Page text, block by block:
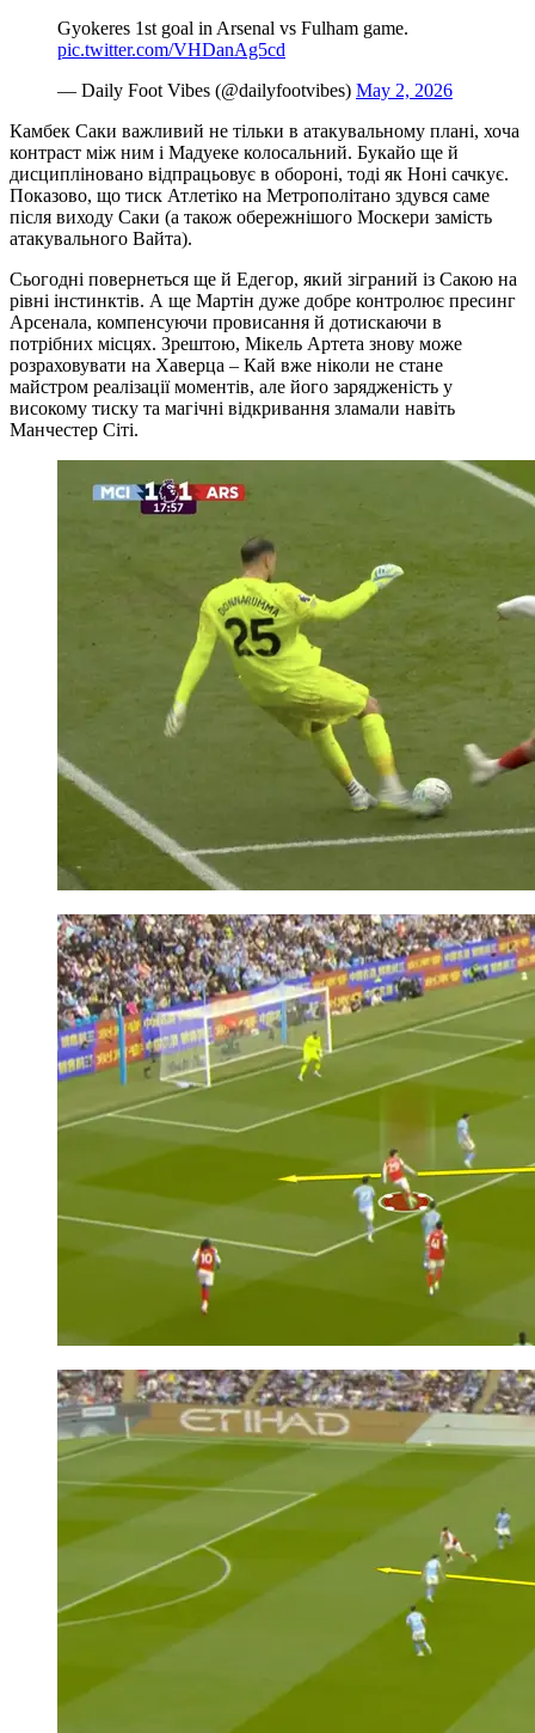
Gyokeres 1st goal in Arsenal vs Fulham game.
pic.twitter.com/VHDanAg5cd
— Daily Foot Vibes (@dailyfootvibes) May 2, 2026
Камбек Саки важливий не тільки в атакувальному плані, хоча
контраст між ним і Мадуеке колосальний. Букайо ще й
дисципліновано відпрацьовує в обороні, тоді як Ноні сачкує.
Показово, що тиск Атлетіко на Метрополітано здувся саме
після виходу Саки (а також обережнішого Москери замість
атакувального Вайта).
Сьогодні повернеться ще й Едегор, який зіграний із Сакою на
рівні інстинктів. А ще Мартін дуже добре контролює пресинг
Арсенала, компенсуючи провисання й дотискаючи в
потрібних місцях. Зрештою, Мікель Артета знову може
розраховувати на Хаверца – Кай вже ніколи не стане
майстром реалізації моментів, але його зарядженість у
високому тиску та магічні відкривання зламали навіть
Манчестер Сіті.